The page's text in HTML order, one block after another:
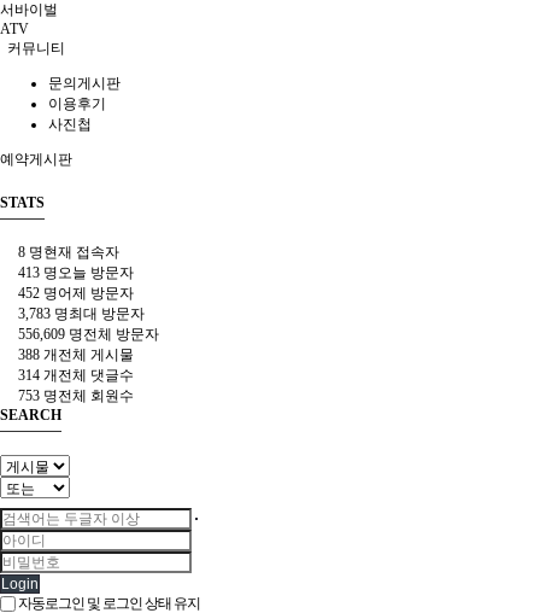
서바이벌
ATV
커뮤니티
문의게시판
이용후기
사진첩
예약게시판
STATS
8 명현재 접속자
413 명오늘 방문자
452 명어제 방문자
3,783 명최대 방문자
556,609 명전체 방문자
388 개 전체 게시물
314 개 전체 댓글수
753 명전체 회원수
SEARCH
Login
자동로그인 및 로그인 상태 유지